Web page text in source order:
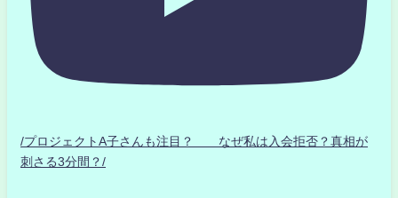
/プロジェクトA子さんも注目？ なぜ私は入会拒否？真相が
刺さる3分間？/